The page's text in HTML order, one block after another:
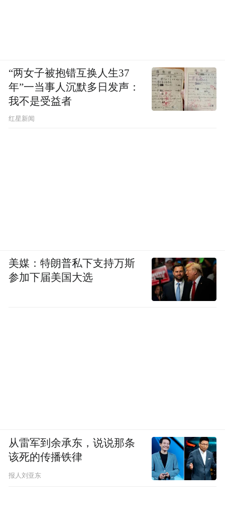
“两女子被抱错互换人生37
年”一当事人沉默多日发声：
我不是受益者
红星新闻
美媒：特朗普私下支持万斯
参加下届美国大选
从雷军到余承东，说说那条
该死的传播铁律
报人刘亚东